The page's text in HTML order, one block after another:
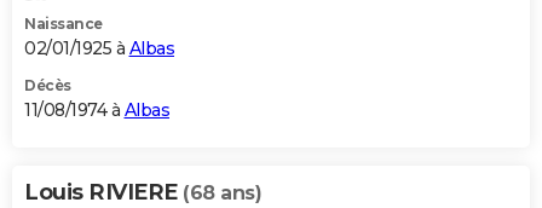
Naissance
02/01/1925 à Albas
Décès
11/08/1974 à Albas
Louis RIVIERE (68 ans)